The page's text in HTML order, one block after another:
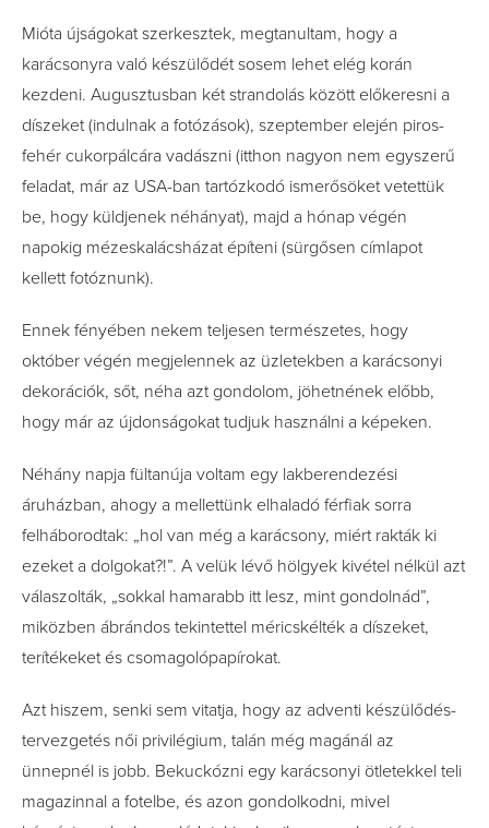
Mióta újságokat szerkesztek, megtanultam, hogy a
karácsonyra való készülődét sosem lehet elég korán
kezdeni. Augusztusban két strandolás között előkeresni a
díszeket (indulnak a fotózások), szeptember elején piros-
fehér cukorpálcára vadászni (itthon nagyon nem egyszerű
feladat, már az USA-ban tartózkodó ismerősöket vetettük
be, hogy küldjenek néhányat), majd a hónap végén
napokig mézeskalácsházat építeni (sürgősen címlapot
kellett fotóznunk).
Ennek fényében nekem teljesen természetes, hogy
október végén megjelennek az üzletekben a karácsonyi
dekorációk, sőt, néha azt gondolom, jöhetnének előbb,
hogy már az újdonságokat tudjuk használni a képeken.
Néhány napja fültanúja voltam egy lakberendezési
áruházban, ahogy a mellettünk elhaladó férfiak sorra
felháborodtak: „hol van még a karácsony, miért rakták ki
ezeket a dolgokat?!”. A velük lévő hölgyek kivétel nélkül azt
válaszolták, „sokkal hamarabb itt lesz, mint gondolnád”,
miközben ábrándos tekintettel méricskélték a díszeket,
terítékeket és csomagolópapírokat.
Azt hiszem, senki sem vitatja, hogy az adventi készülődés-
tervezgetés női privilégium, talán még magánál az
ünnepnél is jobb. Bekuckózni egy karácsonyi ötletekkel teli
magazinnal a fotelbe, és azon gondolkodni, mivel